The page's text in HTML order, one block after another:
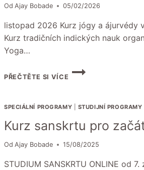
Od Ajay Bobade 05/02/2026
listopad 2026 Kurz jógy a ájurvédy
Kurz tradičních indických nauk
Yoga…
PŘEČTĚTE SI VÍCE
KURZ
V
INDII
–
MAHARÁŠTRA
SPECIÁLNÍ PROGRAMY STUDIJNÍ PROGRAMY
Kurz sanskrtu pro
Od Ajay Bobade 15/08/2025
STUDIUM SANSKRTU ONLINE od